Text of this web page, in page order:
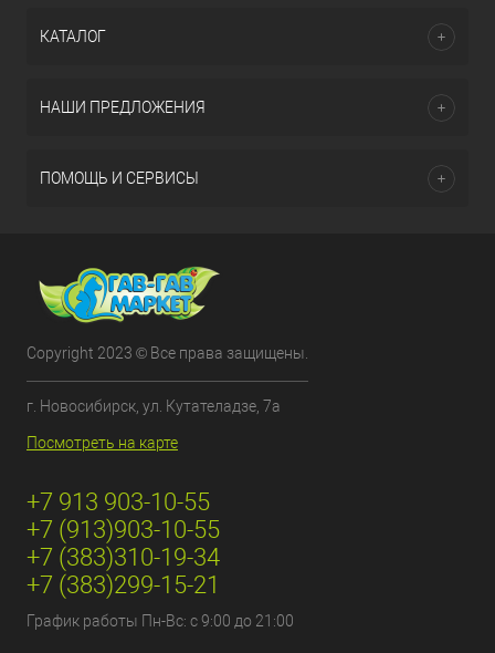
КАТАЛОГ
НАШИ ПРЕДЛОЖЕНИЯ
ПОМОЩЬ И СЕРВИСЫ
Copyright 2023 © Все права защищены.
г. Новосибирск, ул. Кутателадзе, 7а
Посмотреть на карте
+7 913 903-10-55
+7 (913)903-10-55
+7 (383)310-19-34
+7 (383)299-15-21
График работы Пн-Вс: с 9:00 до 21:00